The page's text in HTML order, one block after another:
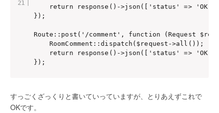
return response()->json(['status' =>
});
Route::post('/comment', function (Request
    RoomComment::dispatch($request->all());
return response()->json(['status' =>
すっごくざっくりと書いていっていますが、とりあえずこれで
OKです。